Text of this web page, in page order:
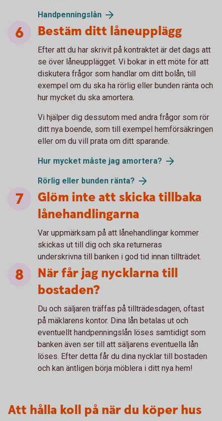
Handpenningslån
Bestäm ditt låneupplägg
Efter att du har skrivit på kontraktet är det dags att
se över låneupplägget. Vi bokar in ett möte för att
diskutera frågor som handlar om ditt bolån, till
exempel om du ska ha rörlig eller bunden ränta och
hur mycket du ska amortera.
Vi hjälper dig dessutom med andra frågor som rör
ditt nya boende, som till exempel hemförsäkringen
eller om du vill prata om ditt sparande.
Hur mycket måste jag amortera?
Rörlig eller bunden ränta?
Glöm inte att skicka tillbaka
lånehandlingarna
Var uppmärksam på att lånehandlingar kommer
skickas ut till dig och ska returneras
underskrivna till banken i god tid innan tillträdet.
När får jag nycklarna till
bostaden?
Du och säljaren träffas på tillträdesdagen, oftast
på mäklarens kontor. Dina lån betalas ut och
eventuellt handpenningslån löses samtidigt som
banken även ser till att säljarens eventuella lån
löses. Efter detta får du dina nycklar till bostaden
och kan äntligen börja möblera i ditt nya hem!
Att hålla koll på när du köper hus